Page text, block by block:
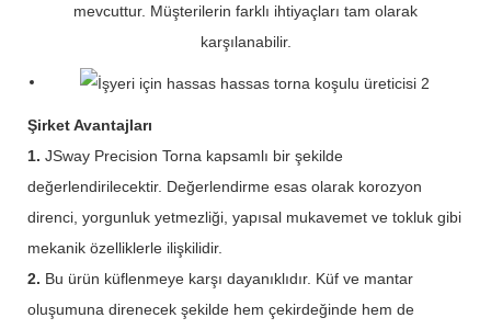
mevcuttur. Müşterilerin farklı ihtiyaçları tam olarak
karşılanabilir.
Şirket Avantajları
1. JSway Precision Torna kapsamlı bir şekilde
değerlendirilecektir. Değerlendirme esas olarak korozyon
direnci, yorgunluk yetmezliği, yapısal mukavemet ve tokluk gibi
mekanik özelliklerle ilişkilidir.
2. Bu ürün küflenmeye karşı dayanıklıdır. Küf ve mantar
oluşumuna direnecek şekilde hem çekirdeğinde hem de